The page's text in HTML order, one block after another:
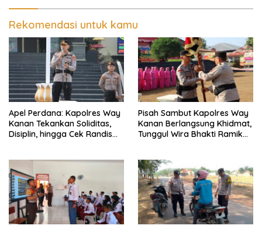
Rekomendasi untuk kamu
Apel Perdana: Kapolres Way
Kanan Tekankan Soliditas,
Disiplin, hingga Cek Randis
Pisah Sambut Kapolres Way
Kanan Berlangsung Khidmat,
Tunggul Wira Bhakti Ramik